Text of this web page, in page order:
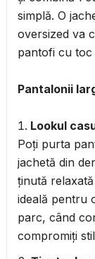
simplă. O
oversized va
pantofi cu toc
Pantalonii
Lookul
Poți purta
jachetă din
ținută
ideală pentru
parc, când
compromiți